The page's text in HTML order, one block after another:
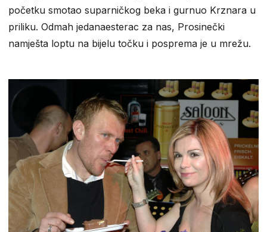
početku smotao suparničkog beka i gurnuo Krznara u
priliku. Odmah jedanaesterac za nas, Prosinečki
namješta loptu na bijelu točku i posprema je u mrežu.